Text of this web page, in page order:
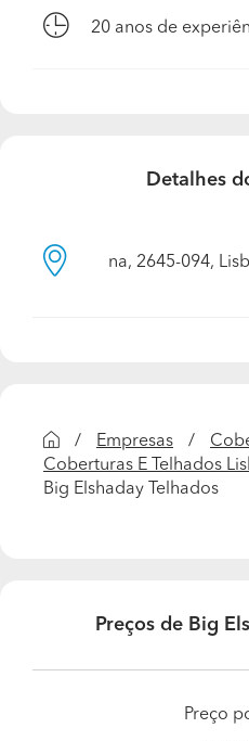
20 anos de
Detalhes
na, 2645-094,
Empresas
Coberturas E Telhados
Big Elshaday Telhados
Preços de Big
Preço